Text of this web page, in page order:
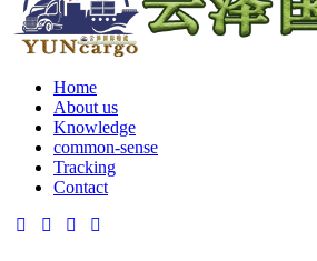
Home
About us
Knowledge
common-sense
Tracking
Contact